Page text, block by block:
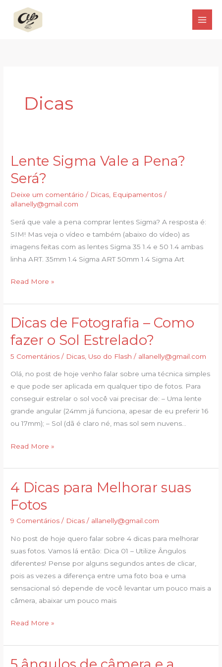
Dicas
Lente Sigma Vale a Pena?
Será?
Deixe um comentário / Dicas Equipamentos /
allanelly@gmail.com
Será que vale a pena comprar lentes Sigma? A resposta é:
SIM! Mas veja o vídeo e também (abaixo do vídeo) as
imagens feitas com as lentes Sigma 35 1.4 e 50 1.4 ambas
linha ART. 35mm 1.4 Sigma ART 50mm 1.4 Sigma Art
Lente
Vale
a
Pena?
Será?
Read More »
Dicas de Fotografia – Como
fazer o Sol Estrelado?
5 Comentários / Dicas Uso do Flash / allanelly@gmail.com
Olá, no post de hoje venho falar sobre uma técnica simples
e que pode ser aplicada em qualquer tipo de fotos. Para
conseguir estrelar o sol você vai precisar de: – Uma lente
grande angular (24mm já funciona, apesar de eu preferir 16
ou 17mm); – Sol (dã é claro né, mas sol sem nuvens…
Dicas
Fotografia
–
Read More »
4 Dicas para Melhorar suas
Fotos
9 Comentários / Dicas / allanelly@gmail.com
No post de hoje quero falar sobre 4 dicas para melhorar
suas fotos. Vamos lá então: Dica 01 – Utilize Ângulos
diferentes! Pense por alguns segundos antes de clicar,
pois as vezes a diferença entre uma foto boa e uma
sensacional só depende de você levantar um pouco mais a
câmera, abaixar um pouco mais
4
para
Melhorar
Read More »
5